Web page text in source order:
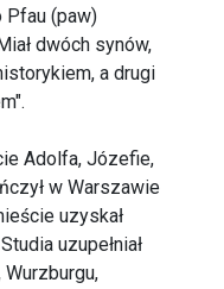
Pfau (paw)
dwóch synów,
a drugi
Adolfa, Józefie,
w Warszawie
uzyskał
uzupełniał